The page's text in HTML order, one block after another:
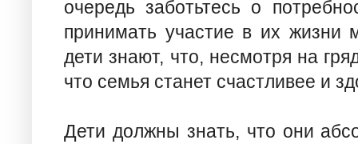
очередь заботьтесь о
принимать участие в их жизни
дети знают, что, несмотря на
что семья станет счастливее и
Дети должны знать, что они